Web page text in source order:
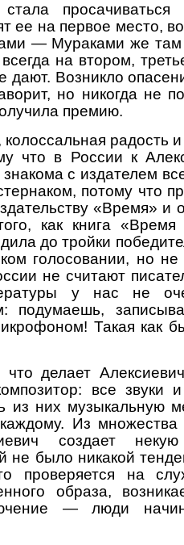
просачиваться
ее на первое место,
— Мураками же там
на втором,
дают. Возникло
но никогда не
премию.
радость
что в России к
с издателем
потому что
«Время»
как книга «Время
до тройки
голосовании, но
не считают
у нас не
подумаешь,
Такая как
делает
все звуки
из них музыкальную
Из
создает
не было никакой
проверяется на
образа,
— люди